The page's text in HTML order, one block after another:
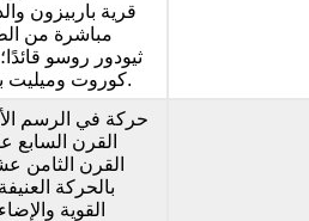
قرية باربيزون
مباشرة من
ثيودور روسو
كوروت وميليت بالمجموعة.
حركة في الرسم
القرن السابع
القرن الثامن
بالحركة
القوية